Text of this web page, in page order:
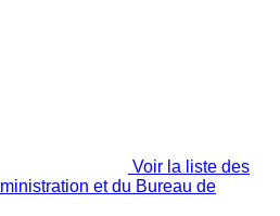
Voir la liste des
et du Bureau de